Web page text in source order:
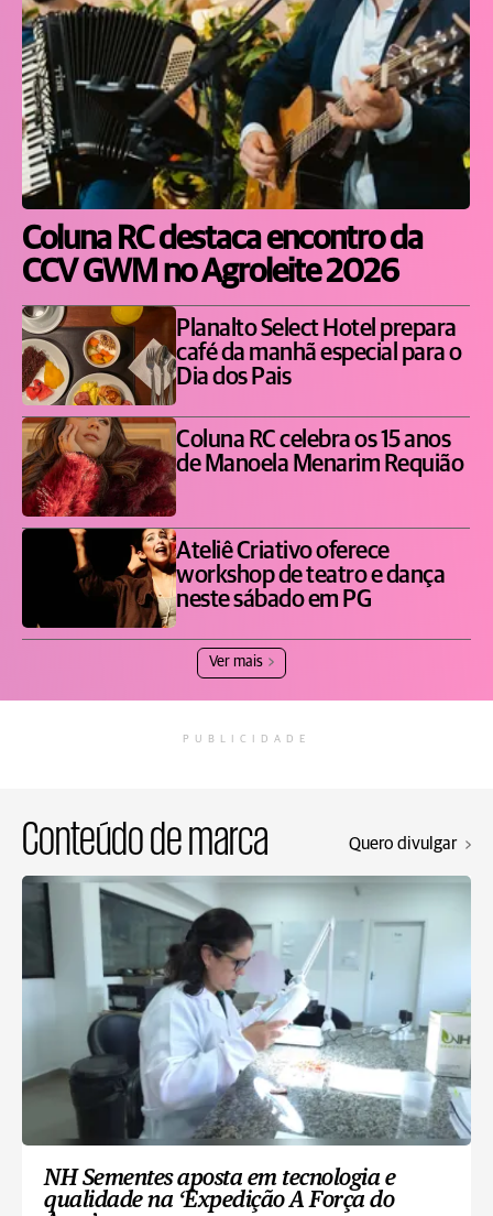
Coluna RC destaca encontro da
CCV GWM no Agroleite 2026
Planalto Select Hotel prepara
café da manhã especial para o
Dia dos Pais
Coluna RC celebra os 15 anos
de Manoela Menarim Requião
Ateliê Criativo oferece
workshop de teatro e dança
neste sábado em PG
Ver mais
PUBLICIDADE
Conteúdo de marca Quero divulgar
NH Sementes aposta em tecnologia e
qualidade na ‘Expedição A Força do